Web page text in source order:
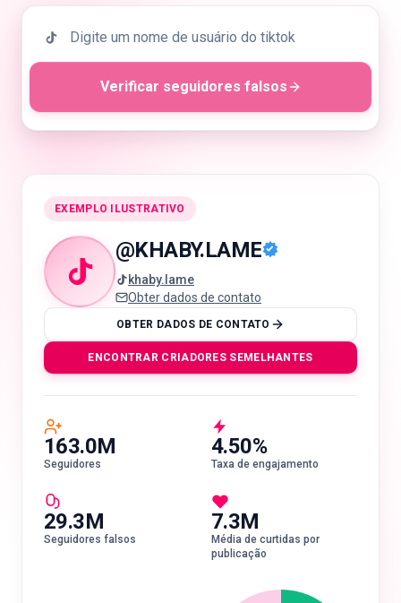
🇵🇹PT
Verificar seguidores falsos
EXEMPLO ILUSTRATIVO
@KHABY.LAME
khaby.lame
Obter dados de contato
OBTER DADOS DE CONTATO
ENCONTRAR CRIADORES SEMELHANTES
163.0M
Seguidores
4.50%
Taxa de engajamento
29.3M
Seguidores falsos
7.3M
Média de curtidas por
publicação